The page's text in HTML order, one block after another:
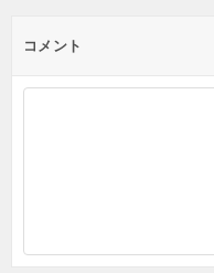
コメント